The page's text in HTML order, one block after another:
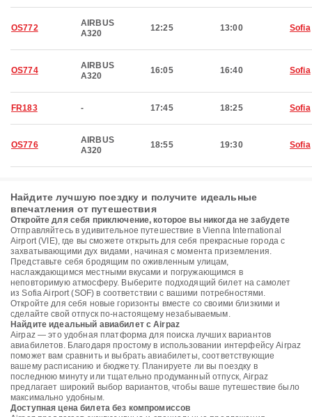
OS772
AIRBUS
A320
12:25 13:00 Sofia
OS774
AIRBUS
A320
16:05 16:40 Sofia
FR183 - 17:45 18:25 Sofia
OS776
AIRBUS
A320
18:55 19:30 Sofia
Найдите лучшую поездку и получите идеальные
впечатления от путешествия
Откройте для себя приключение, которое вы никогда не забудете
Отправляйтесь в удивительное путешествие в Vienna International
Airport (VIE), где вы сможете открыть для себя прекрасные города с
захватывающими дух видами, начиная с момента приземления.
Представьте себя бродящим по оживленным улицам,
наслаждающимся местными вкусами и погружающимся в
неповторимую атмосферу. Выберите подходящий билет на самолет
из Sofia Airport (SOF) в соответствии с вашими потребностями.
Откройте для себя новые горизонты вместе со своими близкими и
сделайте свой отпуск по-настоящему незабываемым.
Найдите идеальный авиабилет с Airpaz
Airpaz — это удобная платформа для поиска лучших вариантов
авиабилетов. Благодаря простому в использовании интерфейсу Airpaz
поможет вам сравнить и выбрать авиабилеты, соответствующие
вашему расписанию и бюджету. Планируете ли вы поездку в
последнюю минуту или тщательно продуманный отпуск, Airpaz
предлагает широкий выбор вариантов, чтобы ваше путешествие было
максимально удобным.
Доступная цена билета без компромиссов